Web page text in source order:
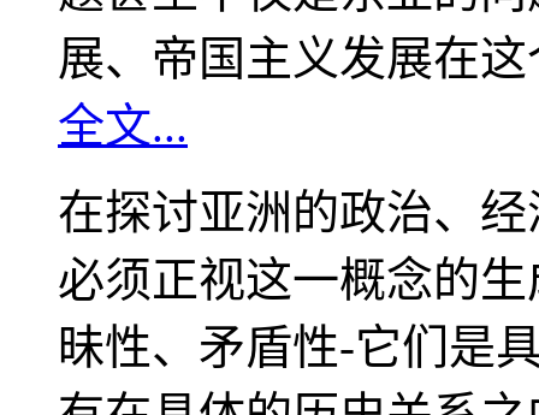
展、帝国主义发展在
全文...
在探讨亚洲的政治、
必须正视这一概念的
昧性、矛盾性-它们是